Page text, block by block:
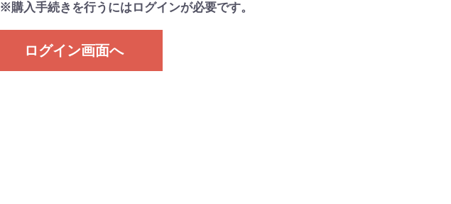
※購入手続きを行うにはログインが必要です。
ログイン画面へ